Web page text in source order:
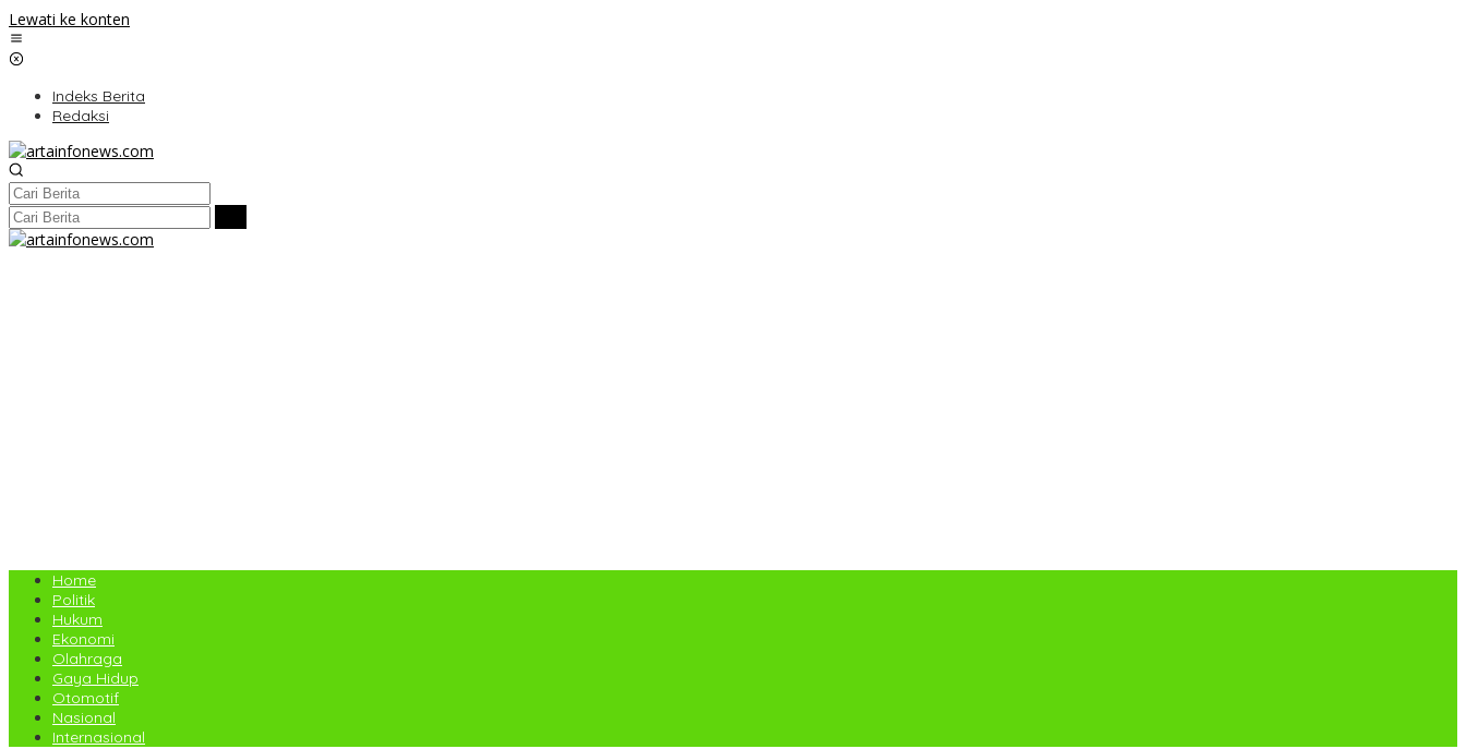
Lewati ke konten
Indeks Berita
Redaksi
Home
Politik
Hukum
Ekonomi
Olahraga
Gaya Hidup
Otomotif
Nasional
Internasional